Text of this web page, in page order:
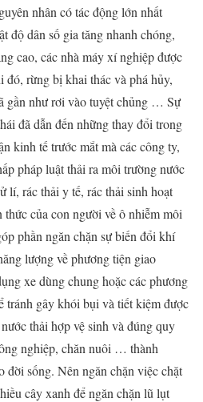
nhân có tác động lớn nhất
độ dân số gia tăng nhanh chóng,
cao, các nhà máy xí nghiệp được
rừng bị khai thác và phá hủy,
gần như rơi vào tuyệt chủng … Sự
đã dẫn đến những thay đổi trong
kinh tế trước mắt mà các công ty,
pháp luật thải ra môi trường nước
lí, rác thải y tế, rác thải sinh hoạt
của con người về ô nhiễm môi
phần ngăn chặn sự biến đổi khí
lượng về phương tiện giao
xe dùng chung hoặc các phương
tránh gây khói bụi và tiết kiệm được
thải hợp vệ sinh và đúng quy
nghiệp, chăn nuôi … thành
đời sống. Nên ngăn chặn việc chặt
cây xanh để ngăn chặn lũ lụt